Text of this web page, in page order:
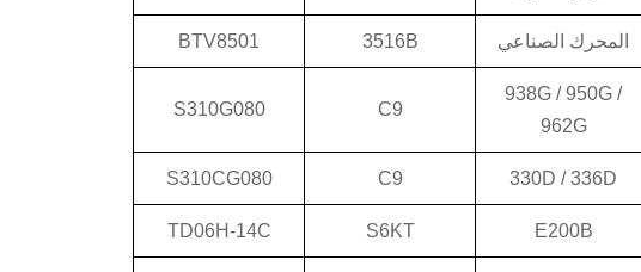
المحرك الصناعي 3516B
BTV8501
938G / 950G /
962G
C9
S310G080
330D / 336D
C9
S310CG080
E200B
S6KT
TD06H-14C